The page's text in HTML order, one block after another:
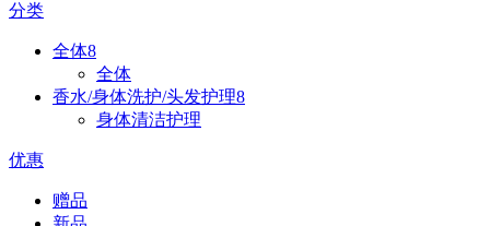
分类
全体8
全体
香水/身体洗护/头发护理8
身体清洁护理
优惠
赠品